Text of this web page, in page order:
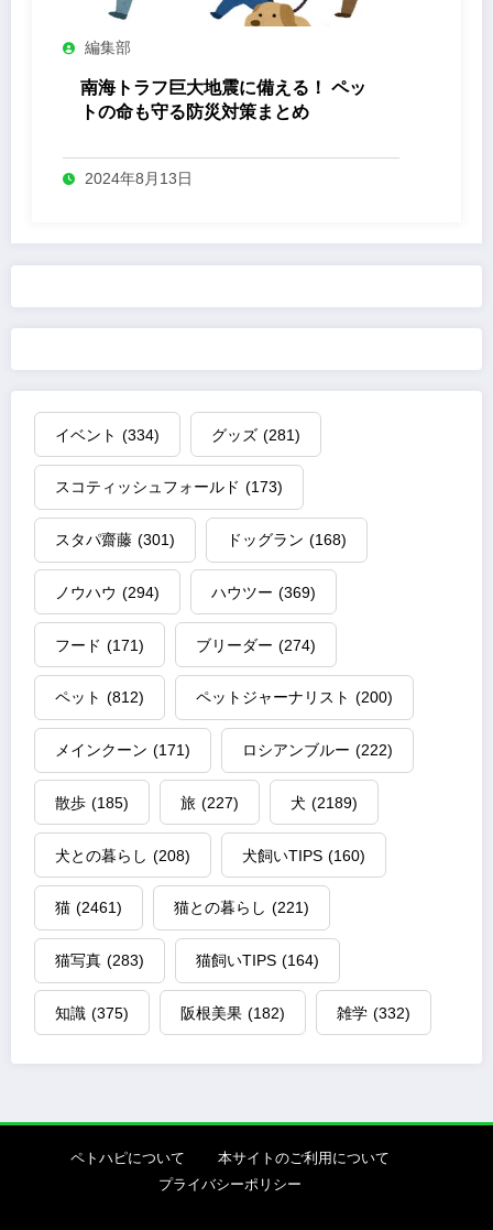
編集部
南海トラフ巨大地震に備える！ ペッ
トの命も守る防災対策まとめ
2024年8月13日
イベント (334) グッズ (281)
スコティッシュフォールド (173)
スタパ齋藤 (301) ドッグラン (168)
ノウハウ (294) ハウツー (369)
フード (171) ブリーダー (274)
ペット (812) ペットジャーナリスト (200)
メインクーン (171) ロシアンブルー (222)
散歩 (185) 旅 (227) 犬 (2189)
犬との暮らし (208) 犬飼いTIPS (160)
猫 (2461) 猫との暮らし (221)
猫写真 (283) 猫飼いTIPS (164)
知識 (375) 阪根美果 (182) 雑学 (332)
ペトハピについて
本サイトのご利用について
プライバシーポリシー